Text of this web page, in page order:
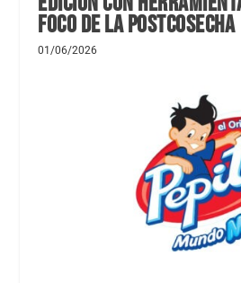
foco de la postcosecha
01/06/2026